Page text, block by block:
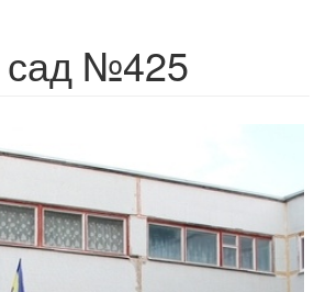
сад №425